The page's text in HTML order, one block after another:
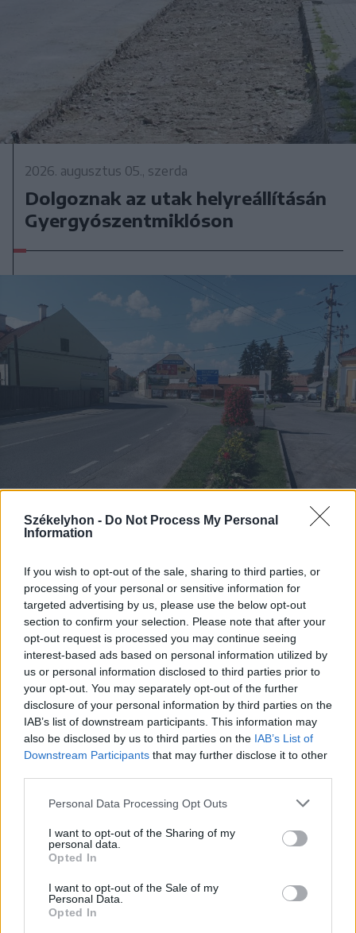
Székelyhon - Do Not Process My Personal
Information
If you wish to opt-out of the sale, sharing to third parties, or
processing of your personal or sensitive information for
targeted advertising by us, please use the below opt-out
section to confirm your selection. Please note that after your
opt-out request is processed you may continue seeing
interest-based ads based on personal information utilized by
us or personal information disclosed to third parties prior to
your opt-out. You may separately opt-out of the further
disclosure of your personal information by third parties on the
IAB’s list of downstream participants. This information may
also be disclosed by us to third parties on the IAB’s List of
Downstream Participants that may further disclose it to other
Personal Data Processing Opt Outs
I want to opt-out of the Sharing of my
personal data.
Opted In
I want to opt-out of the Sale of my
Personal Data.
Opted In
2026. augusztus 05., szerda
Dolgoznak az utak helyreállításán
Gyergyószentmiklóson
2026. augusztus 03., hétfő
Hétmillió lejből újul meg a Jakab
Antal tér és két központi utca
Gyergyószentmiklóson